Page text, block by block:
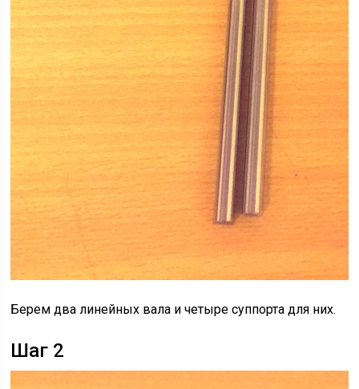
Берем два линейных вала и четыре суппорта для них.
Шаг 2